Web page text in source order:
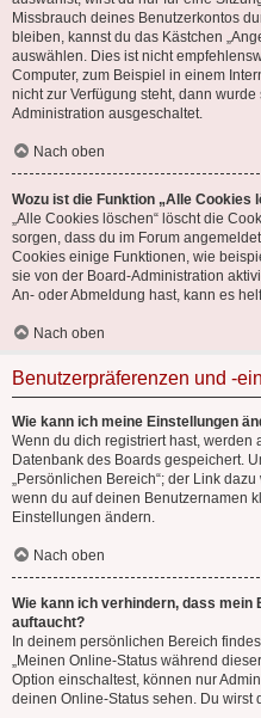
Missbrauch deines Benutzerkontos
bleiben, kannst du das Kästchen
auswählen. Dies ist nicht
Computer, zum Beispiel in einem
nicht zur Verfügung steht, dann
Administration ausgeschaltet.
Nach oben
Wozu ist die Funktion „Alle Cookies
„Alle Cookies löschen“ löscht die
sorgen, dass du im Forum
Cookies einige Funktionen, wie
sie von der Board-Administration
An- oder Abmeldung hast, kann es
Nach oben
Benutzerpräferenzen und -
Wie kann ich meine Einstellungen
Wenn du dich registriert hast,
Datenbank des Boards gespeichert.
„Persönlichen Bereich“; der Link
wenn du auf deinen Benutzernamen
Einstellungen ändern.
Nach oben
Wie kann ich verhindern, dass mein
auftaucht?
In deinem persönlichen Bereich
„Meinen Online-Status während
Option einschaltest, können nur
deinen Online-Status sehen. Du wirst